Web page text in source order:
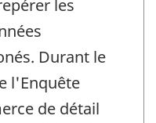
les
Durant le
l'Enquête
de détail